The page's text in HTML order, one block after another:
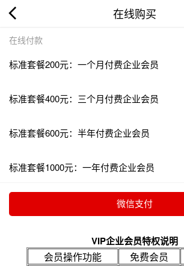
在线购买
在线付款
标准套餐200元：一个月付费企业会员
标准套餐400元：三个月付费企业会员
标准套餐600元：半年付费企业会员
标准套餐1000元：一年付费企业会员
VIP企业会员特权说明
会员操作功能 免费会员